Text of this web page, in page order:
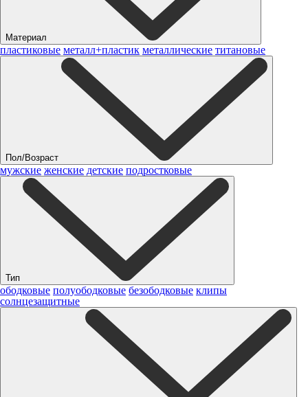
Материал
пластиковые металл+пластик металлические титановые
Пол/Возраст
мужские женские детские подростковые
Тип
ободковые полуободковые безободковые клипы
солнцезащитные